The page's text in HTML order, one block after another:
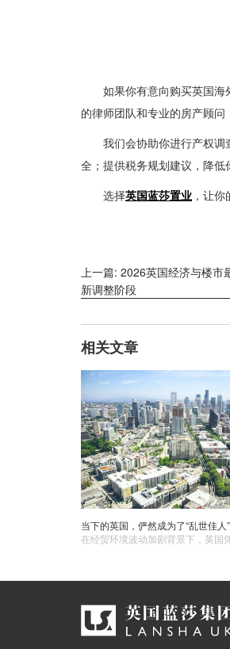
如果你有意向购买英国
的律师团队和专业的房产顾问
我们会协助你进行产权
全；提供税务规划建议，降低
选择英国蓝莎置业 ，让
上一篇: 2026英国经济与楼市
新调整阶段
相关文章
当下的英国，俨然成为了“乱世佳人”